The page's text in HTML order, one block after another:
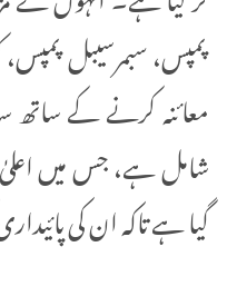
پمپس، سبمرسیبل پمپس،
معائنہ کرنے کے ساتھ
شامل ہے، جس میں اعلیٰ
گیا ہے تاکہ ان کی